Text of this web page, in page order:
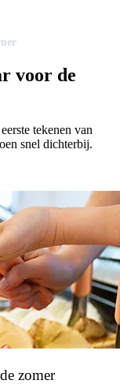
voor de
tekenen van
snel dichterbij.
zomer